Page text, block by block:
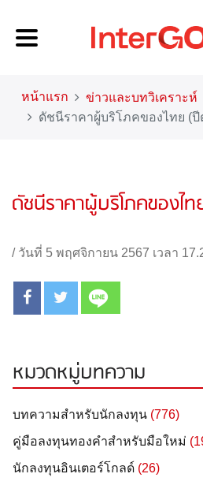
หน้าแรก
ข่าวและบทวิเคราะห์
ดัชนีราคาผู้บริโภคของไทย (ปี
ดัชนีราคาผู้บริโภคของไ
/ วันที่ 5 พฤศจิกายน 2567 เวลา
หมวดหมู่บทความ
บทความสำหรับนักลงทุน (776)
คู่มือลงทุนทองคำสำหรับมือใหม่
นักลงทุนอินเตอร์โกลด์ (26)